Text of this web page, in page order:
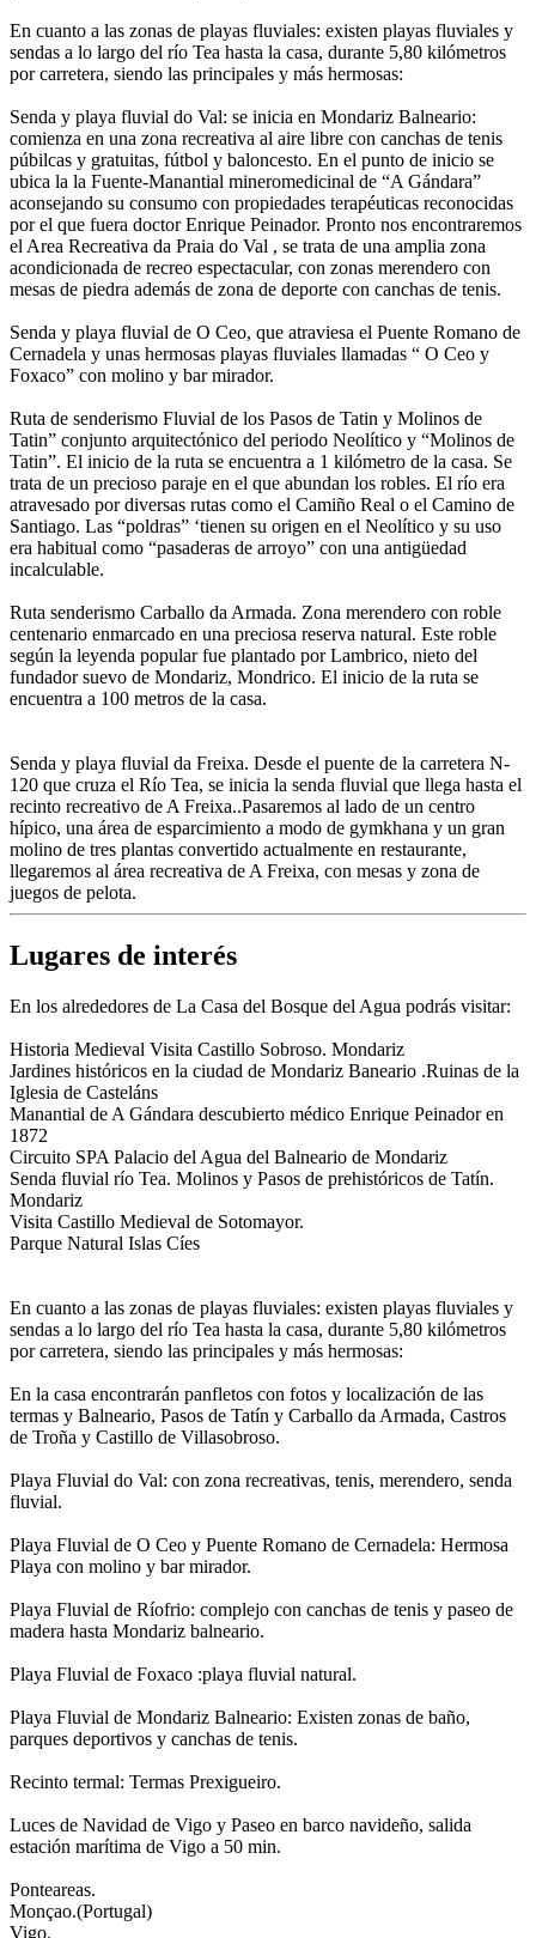
En cuanto a las zonas de playas fluviales: existen playas fluviales y
sendas a lo largo del río Tea hasta la casa, durante 5,80 kilómetros
por carretera, siendo las principales y más hermosas:
Senda y playa fluvial do Val: se inicia en Mondariz Balneario:
comienza en una zona recreativa al aire libre con canchas de tenis
púbilcas y gratuitas, fútbol y baloncesto. En el punto de inicio se
ubica la la Fuente-Manantial mineromedicinal de “A Gándara”
aconsejando su consumo con propiedades terapéuticas reconocidas
por el que fuera doctor Enrique Peinador. Pronto nos encontraremos
el Area Recreativa da Praia do Val , se trata de una amplia zona
acondicionada de recreo espectacular, con zonas merendero con
mesas de piedra además de zona de deporte con canchas de tenis.
Senda y playa fluvial de O Ceo, que atraviesa el Puente Romano de
Cernadela y unas hermosas playas fluviales llamadas “ O Ceo y
Foxaco” con molino y bar mirador.
Ruta de senderismo Fluvial de los Pasos de Tatin y Molinos de
Tatin” conjunto arquitectónico del periodo Neolítico y “Molinos de
Tatin”. El inicio de la ruta se encuentra a 1 kilómetro de la casa. Se
trata de un precioso paraje en el que abundan los robles. El río era
atravesado por diversas rutas como el Camiño Real o el Camino de
Santiago. Las “poldras” ‘tienen su origen en el Neolítico y su uso
era habitual como “pasaderas de arroyo” con una antigüedad
incalculable.
Ruta senderismo Carballo da Armada. Zona merendero con roble
centenario enmarcado en una preciosa reserva natural. Este roble
según la leyenda popular fue plantado por Lambrico, nieto del
fundador suevo de Mondariz, Mondrico. El inicio de la ruta se
encuentra a 100 metros de la casa.
Senda y playa fluvial da Freixa. Desde el puente de la carretera N-
120 que cruza el Río Tea, se inicia la senda fluvial que llega hasta el
recinto recreativo de A Freixa..Pasaremos al lado de un centro
hípico, una área de esparcimiento a modo de gymkhana y un gran
molino de tres plantas convertido actualmente en restaurante,
llegaremos al área recreativa de A Freixa, con mesas y zona de
juegos de pelota.
Lugares de interés
En los alrededores de La Casa del Bosque del Agua podrás visitar:
Historia Medieval Visita Castillo Sobroso. Mondariz
Jardines históricos en la ciudad de Mondariz Baneario .Ruinas de la
Iglesia de Casteláns
Manantial de A Gándara descubierto médico Enrique Peinador en
1872
Circuito SPA Palacio del Agua del Balneario de Mondariz
Senda fluvial río Tea. Molinos y Pasos de prehistóricos de Tatín.
Mondariz
Visita Castillo Medieval de Sotomayor.
Parque Natural Islas Cíes
En cuanto a las zonas de playas fluviales: existen playas fluviales y
sendas a lo largo del río Tea hasta la casa, durante 5,80 kilómetros
por carretera, siendo las principales y más hermosas:
En la casa encontrarán panfletos con fotos y localización de las
termas y Balneario, Pasos de Tatín y Carballo da Armada, Castros
de Troña y Castillo de Villasobroso.
Playa Fluvial do Val: con zona recreativas, tenis, merendero, senda
fluvial.
Playa Fluvial de O Ceo y Puente Romano de Cernadela: Hermosa
Playa con molino y bar mirador.
Playa Fluvial de Ríofrio: complejo con canchas de tenis y paseo de
madera hasta Mondariz balneario.
Playa Fluvial de Foxaco :playa fluvial natural.
Playa Fluvial de Mondariz Balneario: Existen zonas de baño,
parques deportivos y canchas de tenis.
Recinto termal: Termas Prexigueiro.
Luces de Navidad de Vigo y Paseo en barco navideño, salida
estación marítima de Vigo a 50 min.
Ponteareas.
Monçao.(Portugal)
Vigo.